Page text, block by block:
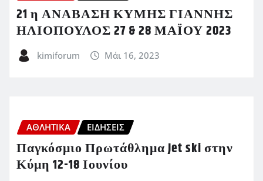
21 η ΑΝΑΒΑΣΗ ΚΥΜΗΣ ΓΙΑΝΝΗΣ
ΗΛΙΟΠΟΥΛΟΣ 27 & 28 ΜΑΪΟΥ 2023
kimiforum Μάι 16, 2023
ΑΘΛΗΤΙΚΑ ΕΙΔΗΣΕΙΣ
Παγκόσμιο Πρωτάθλημα Jet ski στην
Κύμη 12-18 Ιουνίου